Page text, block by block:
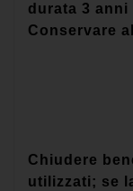
durata 3
Conservare
Chiudere
utilizzati; se